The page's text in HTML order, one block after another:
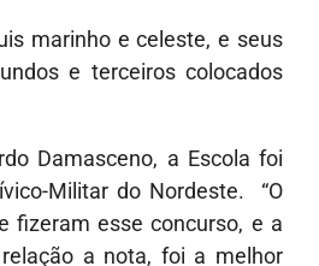
marinho e celeste, e seus
e terceiros colocados
Damasceno, a Escola foi
Militar do Nordeste. “O
fizeram esse concurso, e a
a nota, foi a melhor